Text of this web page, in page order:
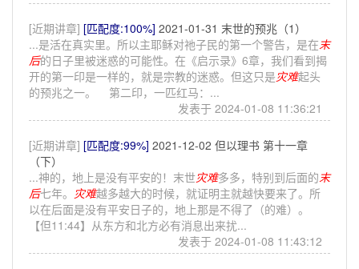
[近期讲章] [匹配度:100%] 2021-01-31 末世的预兆（1）
...是活在真实里。所以主耶稣对祂子民的第一个警告，是在末
后的日子里被迷惑的可能性。在《启示录》6章，我们看到揭
开的第一印是一样的，就是宗教的迷惑。但这只是灾难起头
的预兆之一。 第二印，一匹红马：...
发表于 2024-01-08 11:36:21
[近期讲章] [匹配度:99%] 2021-12-02 但以理书 第十一章
（下）
...神的，地上是没有平安的！末世灾难多多，特别到后面的末
后七年。 灾难越多越大的时候，就证明主就越快要来了。所
以在后面是没有平安日子的，地上那是不得了（的难）。
【但11:44】从东方和北方必有消息出来扰...
发表于 2024-01-08 11:43:12